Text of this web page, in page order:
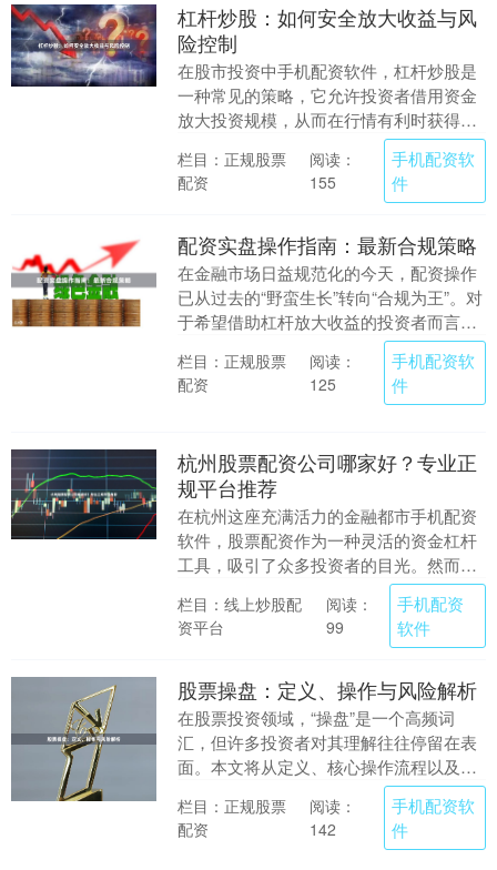
杠杆炒股：如何安全放大收益与风
险控制
在股市投资中手机配资软件，杠杆炒股是
一种常见的策略，它允许投资者借用资金
放大投资规模，从而在行情有利时获得更
高收益。然而，杠杆也是一把双刃剑，若
操作不当，可能放....
栏目：正规股票
配资
阅读：
155
手机配资软
件
配资实盘操作指南：最新合规策略
在金融市场日益规范化的今天，配资操作
已从过去的“野蛮生长”转向“合规为王”。对
于希望借助杠杆放大收益的投资者而言，
掌握一套符合监管要求的实盘操作策略，
不仅是风险....
栏目：正规股票
配资
阅读：
125
手机配资软
件
杭州股票配资公司哪家好？专业正
规平台推荐
在杭州这座充满活力的金融都市手机配资
软件，股票配资作为一种灵活的资金杠杆
工具，吸引了众多投资者的目光。然而，
面对市场上琳琅满目的配资公司，如何选
择一家专业、正规....
栏目：线上炒股配
资平台
阅读：
99
手机配资
软件
股票操盘：定义、操作与风险解析
在股票投资领域，“操盘”是一个高频词
汇，但许多投资者对其理解往往停留在表
面。本文将从定义、核心操作流程以及潜
在风险三个维度，系统解析股票操盘，帮
助投资者建立更清....
栏目：正规股票
配资
阅读：
142
手机配资软
件